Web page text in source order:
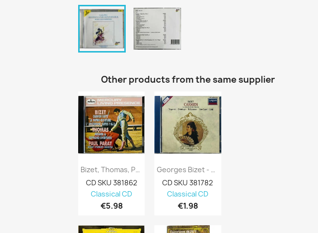
Other products from the same supplier
Bizet, Thomas, Paray, Detroit Symphony...
CD SKU 381862
Classical CD
€5.98
Georges Bizet - Georg Solti CD Carmen...
CD SKU 381782
Classical CD
€1.98